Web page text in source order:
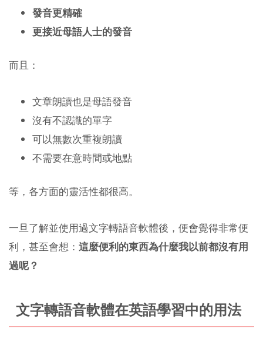
發音更精確
更接近母語人士的發音
而且：
文章朗讀也是母語發音
沒有不認識的單字
可以無數次重複朗讀
不需要在意時間或地點
等，各方面的靈活性都很高。
一旦了解並使用過文字轉語音軟體後，便會覺得非常便
利，甚至會想： 這麼便利的東西為什麼我以前都沒有用
過呢？
文字轉語音軟體在英語學習中的用法